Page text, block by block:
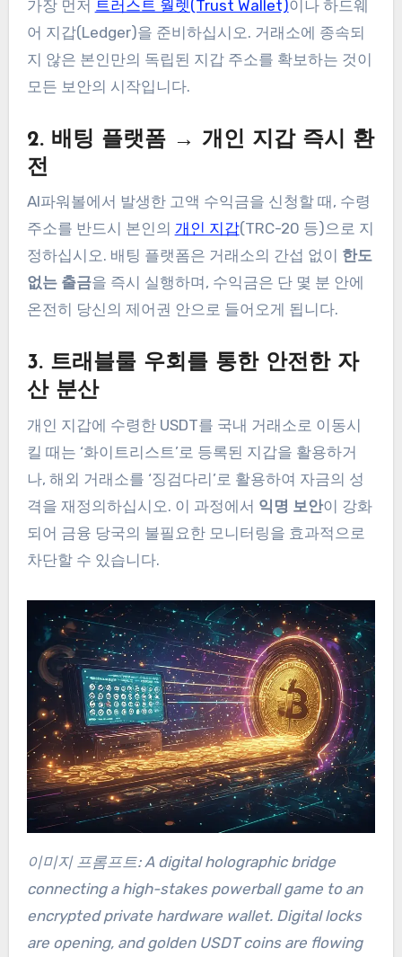
가장 먼저 트러스트 월렛(Trust Wallet)이나 하드웨
어 지갑(Ledger)을 준비하십시오. 거래소에 종속되
지 않은 본인만의 독립된 지갑 주소를 확보하는 것이
모든 보안의 시작입니다.
2. 배팅 플랫폼 → 개인 지갑 즉시 환
전
AI파워볼에서 발생한 고액 수익금을 신청할 때, 수령
주소를 반드시 본인의 개인 지갑(TRC-20 등)으로 지
정하십시오. 배팅 플랫폼은 거래소의 간섭 없이 한도
없는 출금을 즉시 실행하며, 수익금은 단 몇 분 안에
온전히 당신의 제어권 안으로 들어오게 됩니다.
3. 트래블룰 우회를 통한 안전한 자
산 분산
개인 지갑에 수령한 USDT를 국내 거래소로 이동시
킬 때는 ‘화이트리스트’로 등록된 지갑을 활용하거
나, 해외 거래소를 ‘징검다리’로 활용하여 자금의 성
격을 재정의하십시오. 이 과정에서 익명 보안이 강화
되어 금융 당국의 불필요한 모니터링을 효과적으로
차단할 수 있습니다.
이미지 프롬프트: A digital holographic bridge
connecting a high-stakes powerball game to an
encrypted private hardware wallet. Digital locks
are opening, and golden USDT coins are flowing